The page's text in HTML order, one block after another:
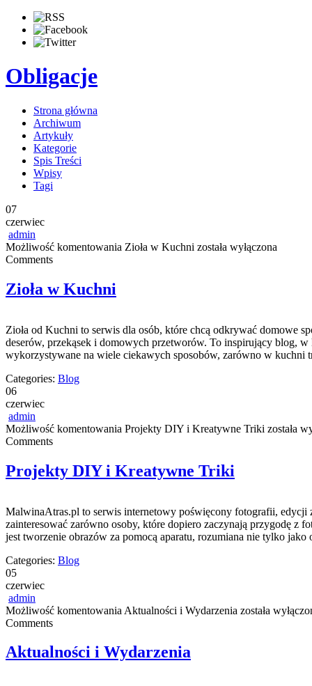
Obligacje
Strona główna
Archiwum
Artykuły
Kategorie
Spis Treści
Wpisy
Tagi
07
czerwiec
admin
Możliwość komentowania Zioła w Kuchni została wyłączona
Comments
Zioła w Kuchni
Zioła od Kuchni to serwis dla osób, które chcą odkrywać domowe
deserów, przekąsek i domowych przetworów. To inspirujący blog,
wykorzystywane na wiele ciekawych sposobów, zarówno w
Categories: Blog
06
czerwiec
admin
Możliwość komentowania Projekty DIY i Kreatywne Triki została
Comments
Projekty DIY i Kreatywne Triki
MalwinaAtras.pl to serwis internetowy poświęcony fotografii, edycji
zainteresować zarówno osoby, które dopiero zaczynają przygodę z
jest tworzenie obrazów za pomocą aparatu, rozumiana nie tylko
Categories: Blog
05
czerwiec
admin
Możliwość komentowania Aktualności i Wydarzenia została
Comments
Aktualności i Wydarzenia